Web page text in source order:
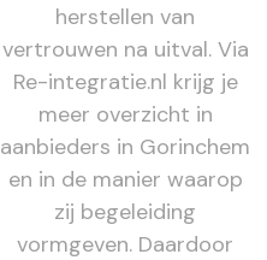
herstellen van
vertrouwen na uitval. Via
Re-integratie.nl krijg je
meer overzicht in
aanbieders in Gorinchem
en in de manier waarop
zij begeleiding
vormgeven. Daardoor